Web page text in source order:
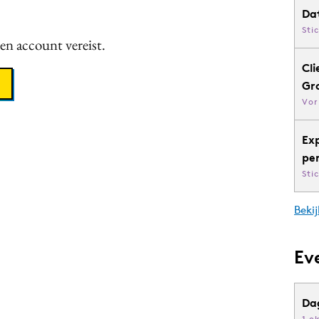
account vereist.